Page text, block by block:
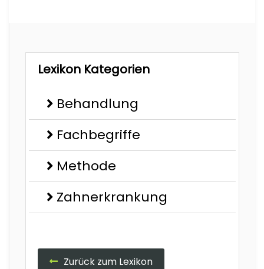
Lexikon Kategorien
Behandlung
Fachbegriffe
Methode
Zahnerkrankung
Zurück zum Lexikon